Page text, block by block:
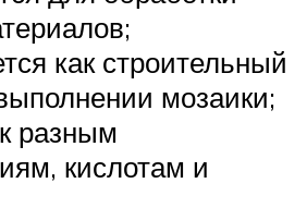
как строительный
мозаики;
разным
кислотам и